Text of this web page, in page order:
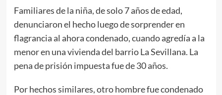
Familiares de la niña, de solo 7 años de edad,
denunciaron el hecho luego de sorprender en
flagrancia al ahora condenado, cuando agredía a la
menor en una vivienda del barrio La Sevillana. La
pena de prisión impuesta fue de 30 años.
Por hechos similares, otro hombre fue condenado